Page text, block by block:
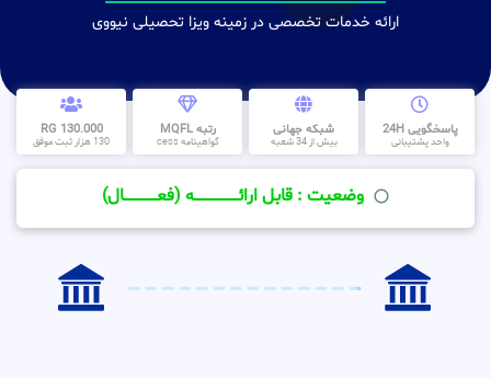
ارائه خدمات تخصصی در زمینه ویزا تحصیلی نیووی
پاسخگویی 24H
واحد پشتیبانی
شبکه جهانی
بیش از 34 شعبه
رتبه MQFL
گواهینامه cess
130.000 RG
130 هزار ثبت موفق
وضعیت : قابل ارائــــــــــــــــــــه (فعـــــــــــــــال)